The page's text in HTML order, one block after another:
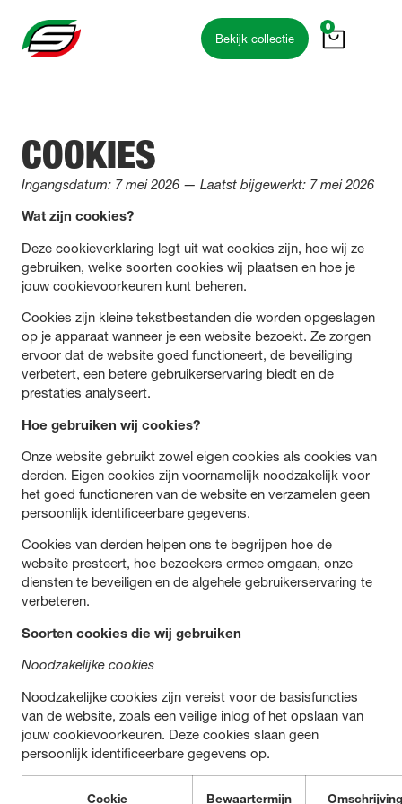
inhoud
Bekijk collectie
0
COOKIES
Ingangsdatum: 7 mei 2026 — Laatst bijgewerkt: 7 mei 2026
Wat zijn cookies?
Deze cookieverklaring legt uit wat cookies zijn, hoe wij ze
gebruiken, welke soorten cookies wij plaatsen en hoe je
jouw cookievoorkeuren kunt beheren.
Cookies zijn kleine tekstbestanden die worden opgeslagen
op je apparaat wanneer je een website bezoekt. Ze zorgen
ervoor dat de website goed functioneert, de beveiliging
verbetert, een betere gebruikerservaring biedt en de
prestaties analyseert.
Hoe gebruiken wij cookies?
Onze website gebruikt zowel eigen cookies als cookies van
derden. Eigen cookies zijn voornamelijk noodzakelijk voor
het goed functioneren van de website en verzamelen geen
persoonlijk identificeerbare gegevens.
Cookies van derden helpen ons te begrijpen hoe de
website presteert, hoe bezoekers ermee omgaan, onze
diensten te beveiligen en de algehele gebruikerservaring te
verbeteren.
Soorten cookies die wij gebruiken
Noodzakelijke cookies
Noodzakelijke cookies zijn vereist voor de basisfuncties
van de website, zoals een veilige inlog of het opslaan van
jouw cookievoorkeuren. Deze cookies slaan geen
persoonlijk identificeerbare gegevens op.
Cookie Bewaartermijn Omschrijving